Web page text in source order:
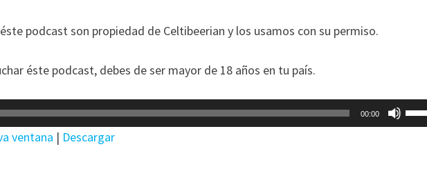
podcast son propiedad de Celtibeerian y los usamos con su permiso.
éste podcast, debes de ser mayor de 18 años en tu país.
00:00
las
ventana | Descargar